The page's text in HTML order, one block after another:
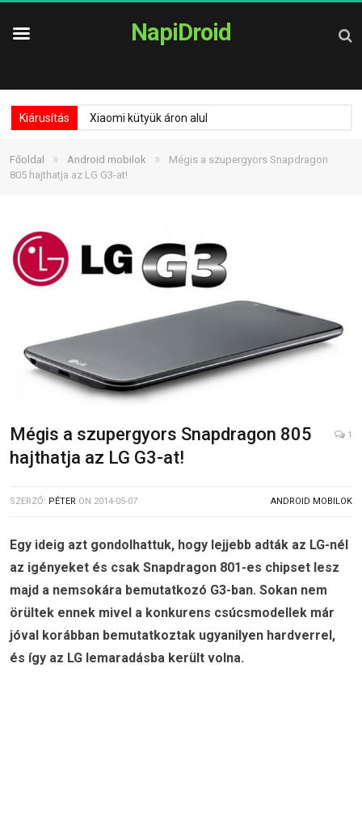
NapiDroid
Kiárusítás Xiaomi kütyük áron alul
Főoldal » Android mobilok »
Mégis a szupergyors Snapdragon
805 hajthatja az LG G3-at!
Mégis a szupergyors Snapdragon 805
hajthatja az LG G3-at!
1
SZERZŐ: PÉTER ON 2014-05-07 ANDROID MOBILOK
Egy ideig azt gondolhattuk, hogy lejjebb adták az LG-nél
az igényeket és csak Snapdragon 801-es chipset lesz
majd a nemsokára bemutatkozó G3-ban. Sokan nem
örültek ennek mivel a konkurens csúcsmodellek már
jóval korábban bemutatkoztak ugyanilyen hardverrel,
és így az LG lemaradásba került volna.